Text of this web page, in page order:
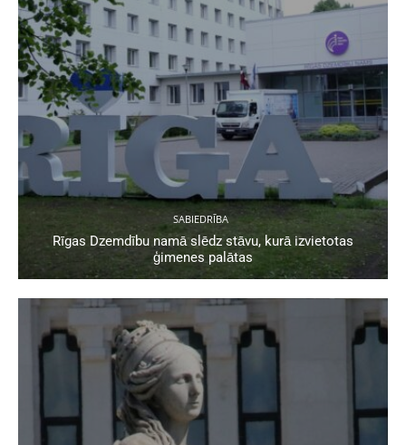
SABIEDRĪBA
Rīgas Dzemdību namā slēdz stāvu, kurā izvietotas
ģimenes palātas